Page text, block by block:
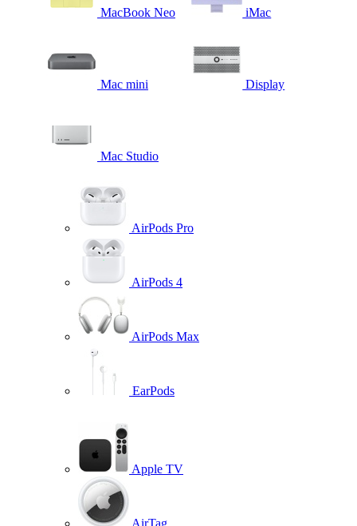
MacBook Neo iMac
Mac mini Display
Mac Studio
AirPods Pro
AirPods 4
AirPods Max
EarPods
Apple TV